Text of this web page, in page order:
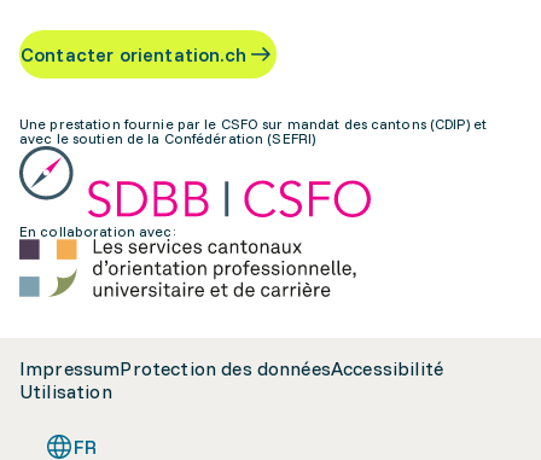
Contacter orientation.ch
Une prestation fournie par le CSFO sur mandat des cantons (CDIP) et
avec le soutien de la Confédération (SEFRI)
En collaboration avec:
ImpressumProtection des donnéesAccessibilité
Utilisation
FR